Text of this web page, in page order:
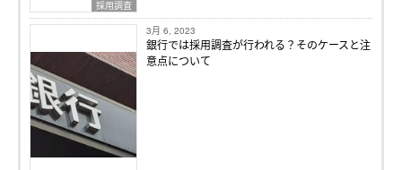
採用調査
3月 6, 2023
銀行では採用調査が行われる？そのケースと注
意点について